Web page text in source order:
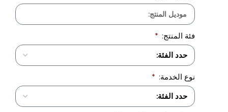
فئة المنتج:
نوع الخدمة: